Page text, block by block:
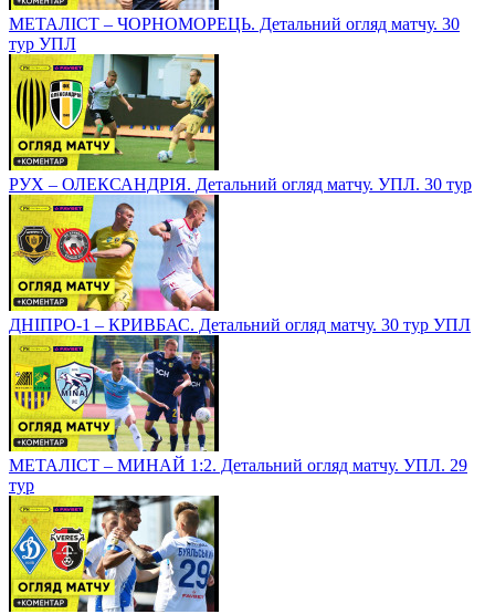
МЕТАЛІСТ – ЧОРНОМОРЕЦЬ. Детальний огляд матчу. 30
тур УПЛ
РУХ – ОЛЕКСАНДРІЯ. Детальний огляд матчу. УПЛ. 30 тур
ДНІПРО-1 – КРИВБАС. Детальний огляд матчу. 30 тур УПЛ
МЕТАЛІСТ – МИНАЙ 1:2. Детальний огляд матчу. УПЛ. 29
тур